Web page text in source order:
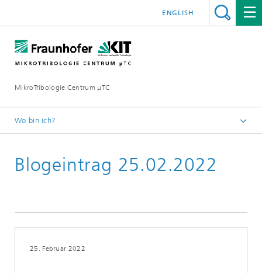
MikroTribologie Centrum μTC
ENGLISH
Wo bin ich?
Aktuelles
Blogeintrag 25.02.2022
25. Februar 2022